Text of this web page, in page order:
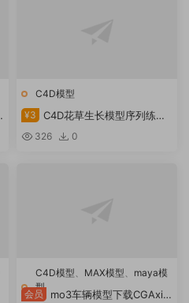
C4D模型
¥3
C4D花草生长模型序列练习
文件326 0
C4D模型、 MAX模型、 maya模
型
会员
mo3车辆模型下载CGAxis